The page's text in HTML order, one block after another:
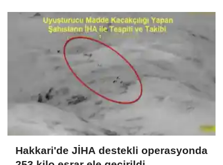
Hakkari'de JİHA destekli operasyonda